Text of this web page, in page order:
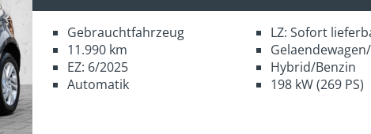
Gebrauchtfahrzeug
11.990 km
EZ: 6/2025
Automatik
LZ: Sofort
Hybrid/Benzin
198 kW (269 PS)